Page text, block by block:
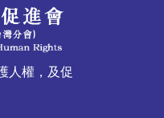
人權，及促